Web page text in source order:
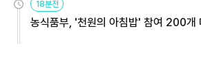
18분전
농식품부, '천원의 아침밥' 참여 200개